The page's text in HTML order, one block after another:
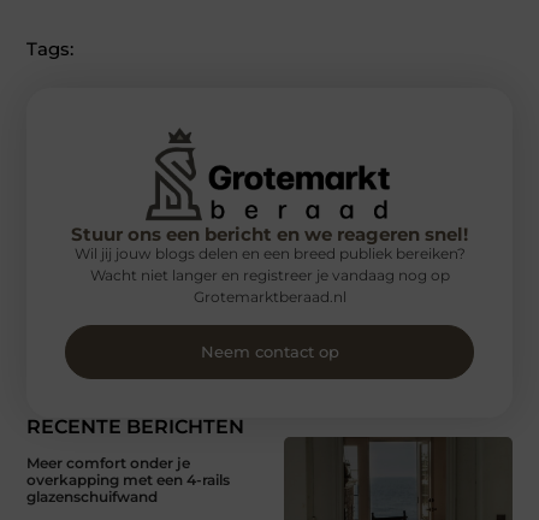
Tags:
RECENTE BERICHTEN
Meer comfort onder je
overkapping met een 4-rails
glazenschuifwand
Stuur ons een bericht en we reageren snel!
Wil jij jouw blogs delen en een breed publiek bereiken?
Wacht niet langer en registreer je vandaag nog op
Grotemarktberaad.nl
Neem contact op